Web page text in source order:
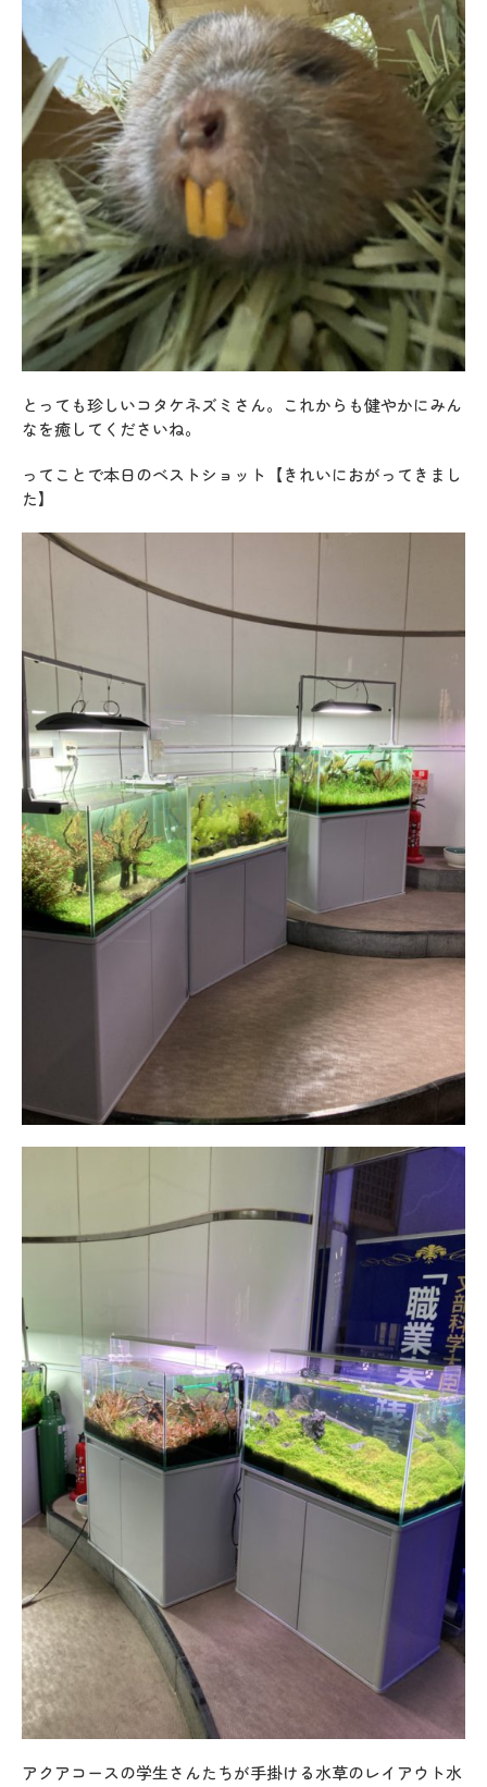
とっても珍しいコタケネズミさん。これからも健やかにみん
なを癒してくださいね。
ってことで本日のベストショット【きれいにおがってきまし
た】
アクアコースの学生さんたちが手掛ける水草のレイアウト水